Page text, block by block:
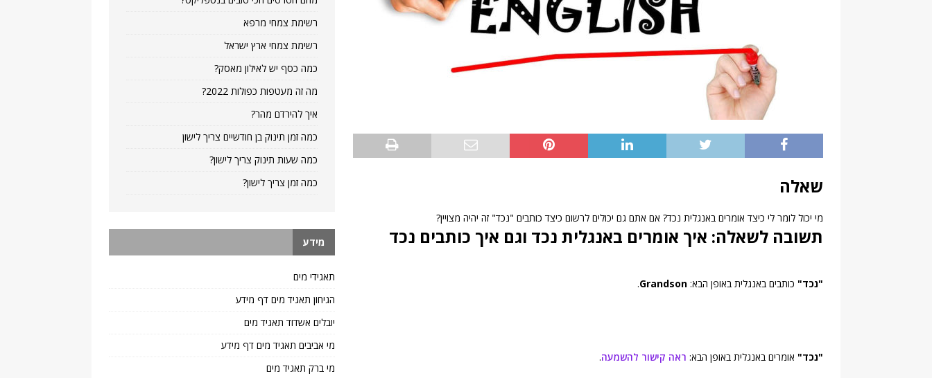
שאלה
מי יכול לומר לי כיצד אומרים באנגלית נכד? אם אתם גם יכולים לרשום כיצד כותבים "נכד" זה יהיה מצויין?
תשובה לשאלה: איך אומרים באנגלית נכד וגם איך כותבים נכד
"נכד" כותבים באנגלית באופן הבא: Grandson
.
"נכד" אומרים באנגלית באופן הבא: ראה קישור להשמעה.
רשימת צמחי מרפא
רשימת צמחי ארץ ישראל
כמה כסף יש לאילון מאסק?
מה זה מעטפות כפולות 2022?
איך להירדם מהר?
כמה זמן תינוק בן חודשיים צריך לישון
כמה שעות תינוק צריך לישון?
כמה זמן צריך לישון?
מידע
תאגידי מים
הגיחון תאגיד מים דף מידע
יובלים אשדוד תאגיד מים
מי אביבים תאגיד מים דף מידע
מי ברק תאגיד מים